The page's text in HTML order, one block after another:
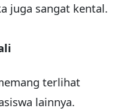
juga sangat kental.
terlihat
lainnya.